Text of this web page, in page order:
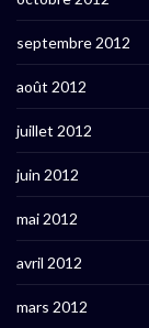
septembre 2012
août 2012
juillet 2012
juin 2012
mai 2012
avril 2012
mars 2012